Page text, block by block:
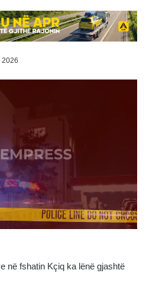
2026
në fshatin Kçiq ka lënë gjashtë